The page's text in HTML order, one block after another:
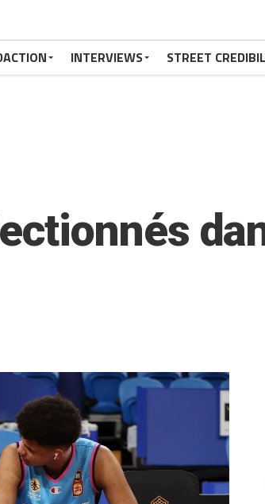
INTERVIEWS STREET